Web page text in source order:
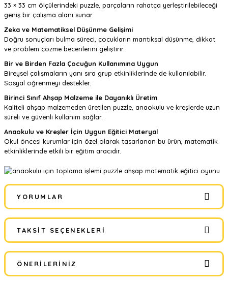
33 × 33 cm ölçülerindeki puzzle, parçaların rahatça yerleştirilebileceği
geniş bir çalışma alanı sunar.
Zeka ve Matematiksel Düşünme Gelişimi
Doğru sonuçları bulma süreci, çocukların mantıksal düşünme, dikkat
ve problem çözme becerilerini geliştirir.
Bir ve Birden Fazla Çocuğun Kullanımına Uygun
Bireysel çalışmaların yanı sıra grup etkinliklerinde de kullanılabilir.
Sosyal öğrenmeyi destekler.
Birinci Sınıf Ahşap Malzeme ile Dayanıklı Üretim
Kaliteli ahşap malzemeden üretilen puzzle, anaokulu ve kreşlerde uzun
süreli ve güvenli kullanım sağlar.
Anaokulu ve Kreşler İçin Uygun Eğitici Materyal
Okul öncesi kurumlar için özel olarak tasarlanan bu ürün, matematik
etkinliklerinde etkili bir eğitim aracıdır.
YORUMLAR
Bu ürüne ilk yorumu siz yapın!
Yorum Yaz
TAKSIT SEÇENEKLERI
ÖNERILERINIZ